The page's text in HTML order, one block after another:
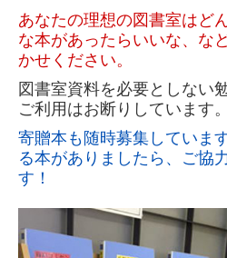
貸室案内
サークル紹介
リンク
お問い合わせ
あなたの理想の図書室はど
な本があったらいいな、な
かせください。
図書室資料を必要としない
ご利用はお断りしています。
寄贈本も随時募集していま
る本がありましたら、ご協
す！